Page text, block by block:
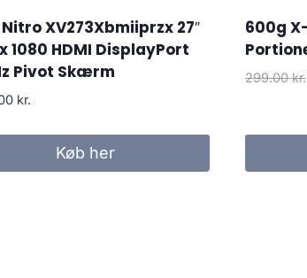
XV273Xbmiiprzx 27″
1080 HDMI DisplayPort
Pivot Skærm
kr.
Køb her
600g
299.00kr.